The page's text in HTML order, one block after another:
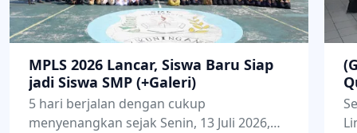
MPLS 2026 Lancar, Siswa Baru Siap
jadi Siswa SMP (+Galeri)
5 hari berjalan dengan cukup
menyenangkan sejak Senin, 13 Juli 2026,